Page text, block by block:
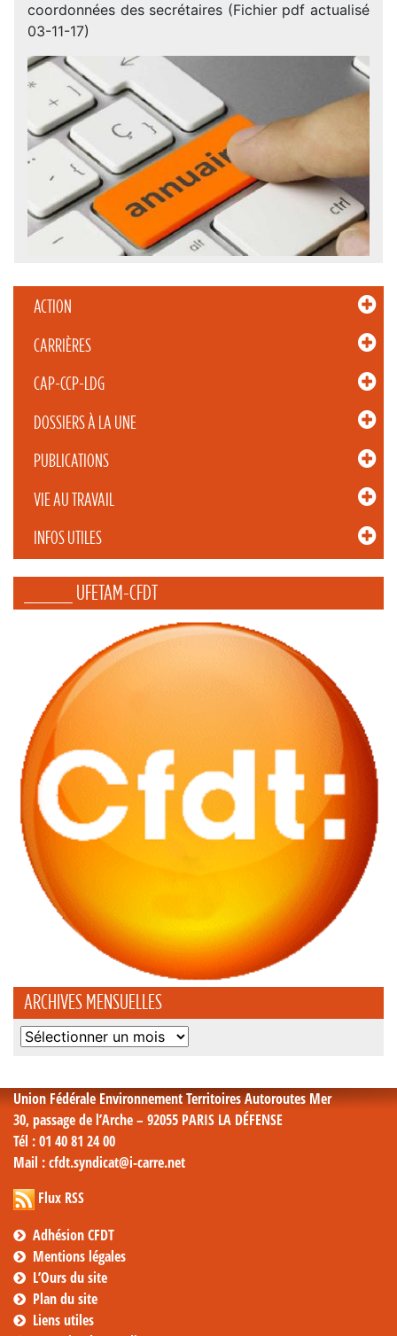
ACTION
CARRIÈRES
CAP-CCP-LDG
DOSSIERS À LA UNE
PUBLICATIONS
VIE AU TRAVAIL
INFOS UTILES
_____ UFETAM-CFDT
ARCHIVES MENSUELLES
Archives
coordonnées des secrétaires (Fichier pdf actualisé
03-11-17)
Union Fédérale Environnement Territoires Autoroutes Mer
30, passage de l’Arche – 92055 PARIS LA DÉFENSE
Tél : 01 40 81 24 00
Mail : cfdt.syndicat@i-carre.net
Flux RSS
Adhésion CFDT
Mentions légales
L’Ours du site
Plan du site
Liens utiles